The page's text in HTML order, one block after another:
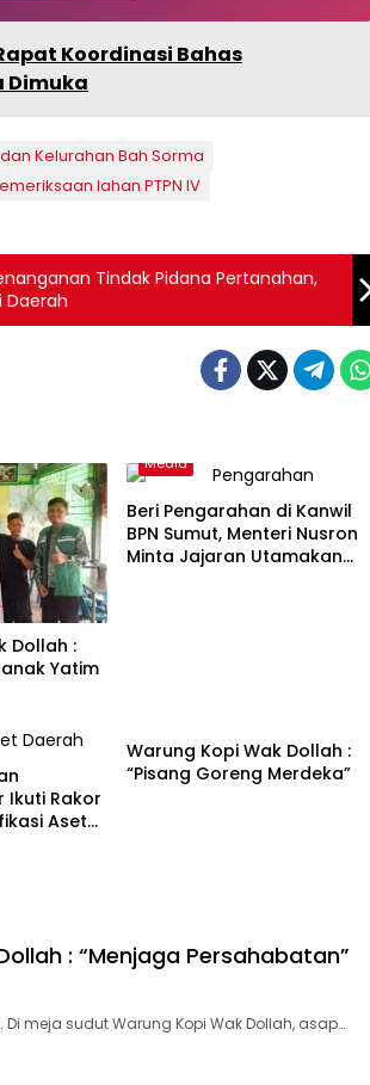
Koordinasi Bahas
Dimuka
Kelurahan Bah Sorma
lahan PTPN IV
Tindak Pidana Pertanahan,
Daerah
Dollah :
Yatim
Media
Beri Pengarahan di Kanwil
BPN Sumut, Menteri Nusron
Minta Jajaran Utamakan
Ikuti Rakor
Aset
Warung Kopi Wak Dollah :
“Pisang Goreng Merdeka”
: “Menjaga Persahabatan”
meja sudut Warung Kopi Wak Dollah, asap…